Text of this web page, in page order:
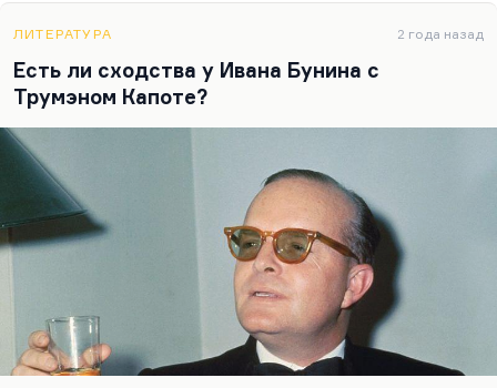
ЛИТЕРАТУРА 2 года назад
Есть ли сходства у Ивана Бунина с
Трумэном Капоте?